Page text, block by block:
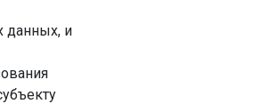
данных, и